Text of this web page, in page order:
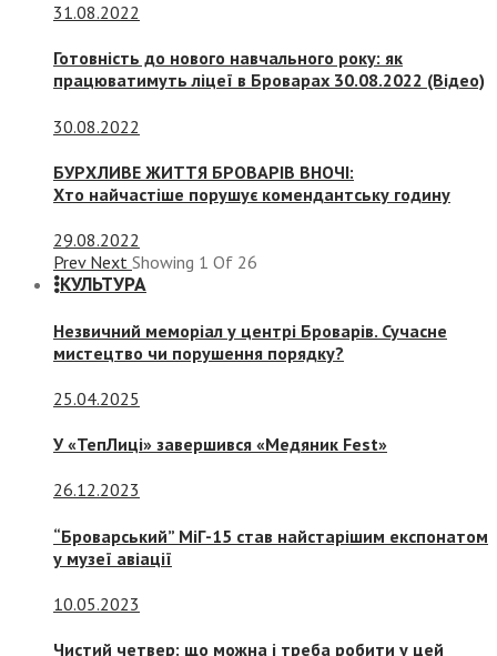
31.08.2022
Готовність до нового навчального року: як
працюватимуть ліцеї в Броварах 30.08.2022 (Відео)
30.08.2022
БУРХЛИВЕ ЖИТТЯ БРОВАРІВ ВНОЧІ:
Хто найчастіше порушує комендантську годину
29.08.2022
Prev Next Showing 1 Of 26
КУЛЬТУРА
Незвичний меморіал у центрі Броварів. Сучасне
мистецтво чи порушення порядку?
25.04.2025
У «ТепЛиці» завершився «Медяник Fest»
26.12.2023
“Броварський” МіГ-15 став найстарішим експонатом
у музеї авіації
10.05.2023
Чистий четвер: що можна і треба робити у цей